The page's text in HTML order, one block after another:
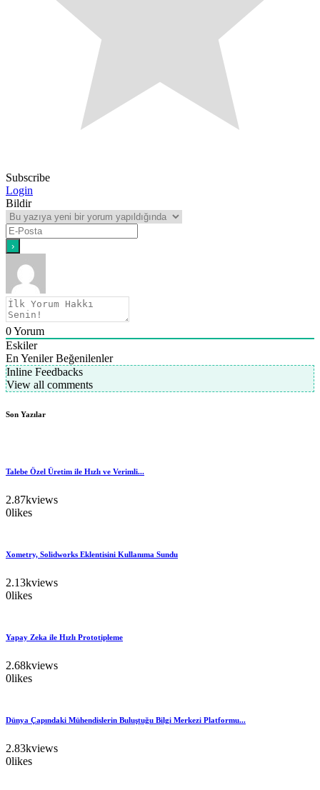
Subscribe
Login
Bildir
0Yorum
Eskiler
En Yeniler Beğenilenler
Inline Feedbacks
View all comments
Son Yazılar
Talebe Özel Üretim ile Hızlı ve Verimli...
2.87kviews
0likes
Xometry, Solidworks Eklentisini Kullanıma Sundu
2.13kviews
0likes
Yapay Zeka ile Hızlı Prototipleme
2.68kviews
0likes
Dünya Çapındaki Mühendislerin Buluştuğu Bilgi Merkezi Platformu...
2.83kviews
0likes